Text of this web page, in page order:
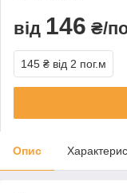
від 146 ₴/
145 ₴ від 2 пог.м
Опис